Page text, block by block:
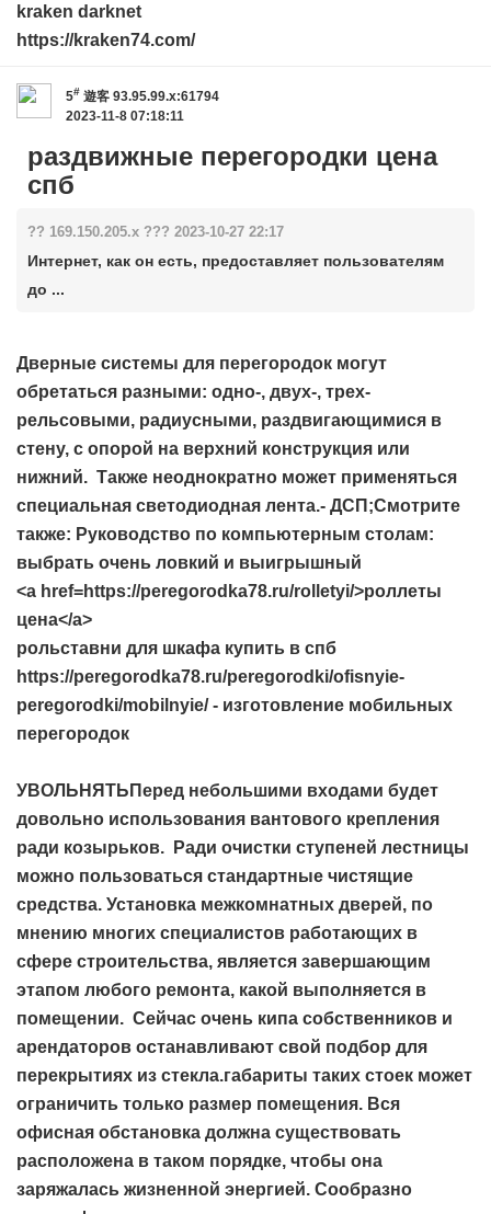
kraken darknet
https://kraken74.com/
5# 遊客 93.95.99.x:61794
2023-11-8 07:18:11
раздвижные перегородки цена
спб
?? 169.150.205.x ??? 2023-10-27 22:17
Интернет, как он есть, предоставляет пользователям
до ...
Дверные системы для перегородок могут
обретаться разными: одно-, двух-, трех-
рельсовыми, радиусными, раздвигающимися в
стену, с опорой на верхний конструкция или
нижний. Также неоднократно может применяться
специальная светодиодная лента.- ДСП;Смотрите
также: Руководство по компьютерным столам:
выбрать очень ловкий и выигрышный
<a href=https://peregorodka78.ru/rolletyi/>роллеты
цена</a>
рольставни для шкафа купить в спб
https://peregorodka78.ru/peregorodki/ofisnyie-
peregorodki/mobilnyie/ - изготовление мобильных
перегородок
УВОЛЬНЯТЬПеред небольшими входами будет
довольно использования вантового крепления
ради козырьков. Ради очистки ступеней лестницы
можно пользоваться стандартные чистящие
средства. Установка межкомнатных дверей, по
мнению многих специалистов работающих в
сфере строительства, является завершающим
этапом любого ремонта, какой выполняется в
помещении. Сейчас очень кипа собственников и
арендаторов останавливают свой подбор для
перекрытиях из стекла.габариты таких стоек может
ограничить только размер помещения. Вся
офисная обстановка должна существовать
расположена в таком порядке, чтобы она
заряжалась жизненной энергией. Сообразно